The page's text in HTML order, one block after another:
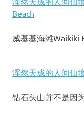
Beach
威基基海滩Waikiki
浑然天成的人间仙
钻石头山并不是因